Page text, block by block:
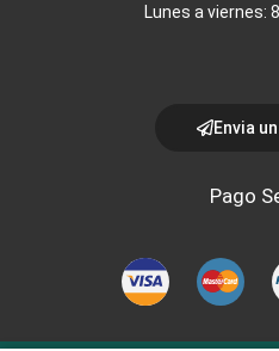
Lunes a viernes:
Envia
Pago